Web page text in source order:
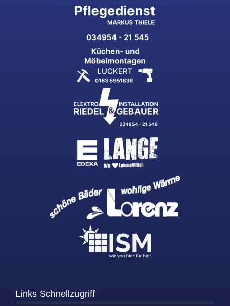
Links Schnellzugriff